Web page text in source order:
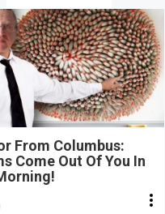
From Columbus:
Come Out Of You In